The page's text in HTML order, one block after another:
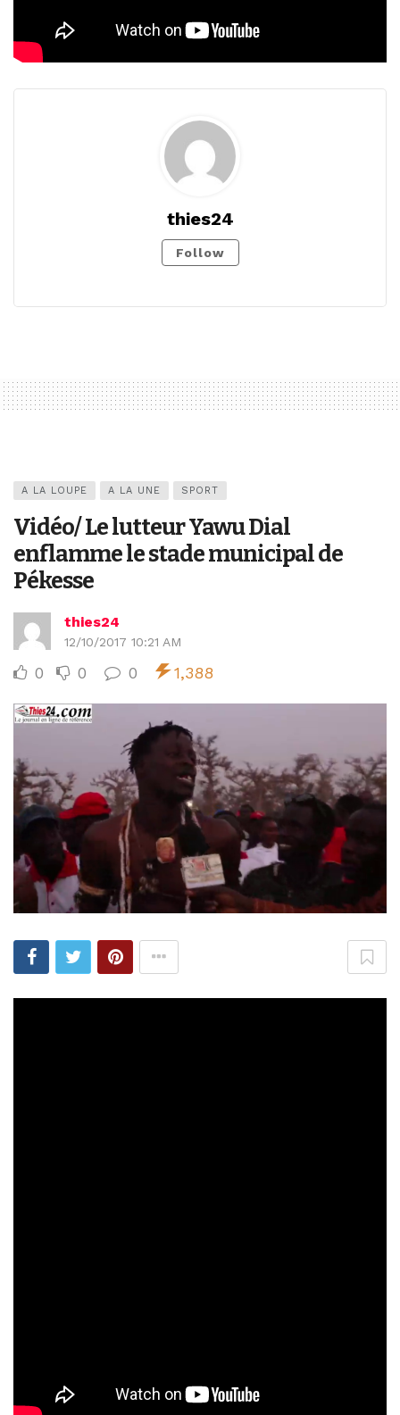
thies24
Follow
A LA LOUPE A LA UNE SPORT
Vidéo/ Le lutteur Yawu Dial
enflamme le stade municipal de
Pékesse
thies24
12/10/2017 10:21 AM
0 0 0 1,388